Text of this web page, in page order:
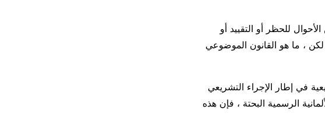
للحظر أو التقييد أو
لكن ، ما هو القانون الموضوعي
في إطار الإجراء التشريعي
الألمانية الرسمية البحتة ، فإن هذه